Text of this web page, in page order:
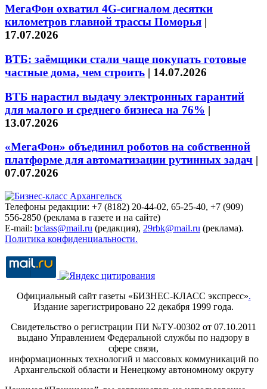
МегаФон охватил 4G-сигналом десятки
километров главной трассы Поморья |
17.07.2026
ВТБ: заёмщики стали чаще покупать готовые
частные дома, чем строить | 14.07.2026
ВТБ нарастил выдачу электронных гарантий
для малого и среднего бизнеса на 76% |
13.07.2026
«МегаФон» объединил роботов на собственной
платформе для автоматизации рутинных задач |
07.07.2026
Телефоны редакции: +7 (8182) 20-44-02, 65-25-40, +7 (909)
556-2850 (реклама в газете и на сайте)
E-mail: bclass@mail.ru (редакция), 29rbk@mail.ru (реклама).
Политика конфиденциальности.
Официальный сайт газеты «БИЗНЕС-КЛАСС экспресс».
Издание зарегистрировано 22 декабря 1999 года.
Свидетельство о регистрации ПИ №ТУ-00302 от 07.10.2011
выдано Управлением Федеральной службы по надзору в
сфере связи,
информационных технологий и массовых коммуникаций по
Архангельской области и Ненецкому автономному округу